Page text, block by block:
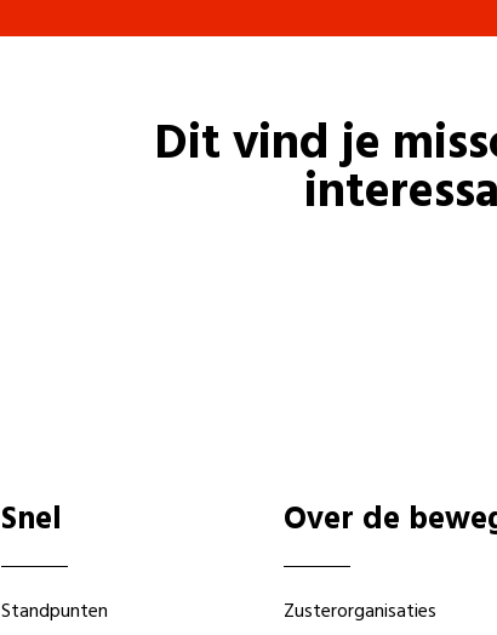
Dit vind je
Snel
Standpunten
Over de
Zusterorganisaties